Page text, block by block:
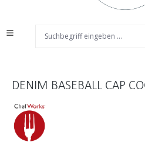
DENIM BASEBALL CAP